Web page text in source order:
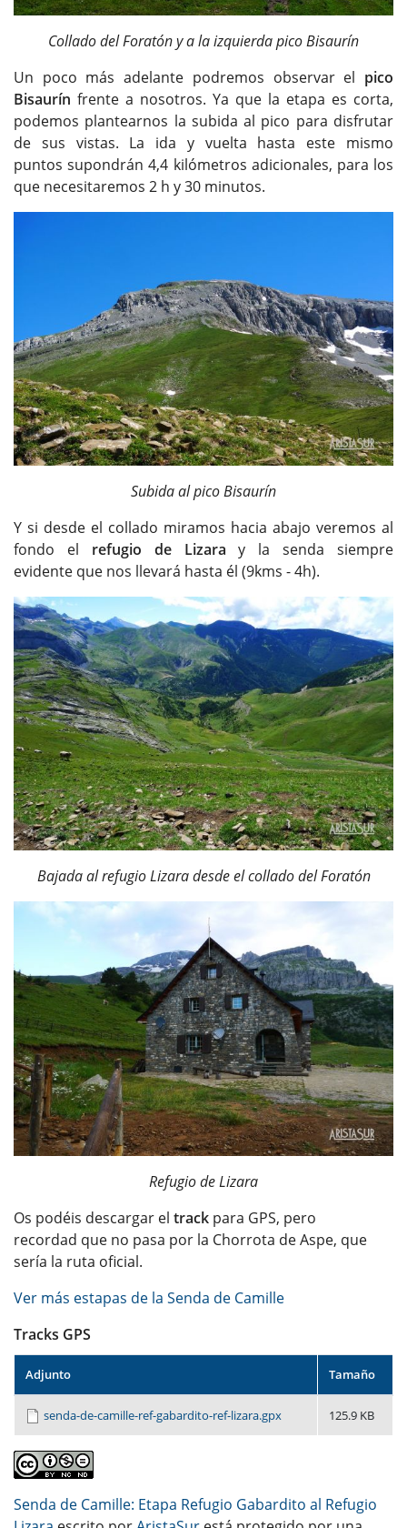
Collado del Foratón y a la izquierda pico Bisaurín
Un poco más adelante podremos observar el pico
Bisaurín frente a nosotros. Ya que la etapa es corta,
podemos plantearnos la subida al pico para disfrutar
de sus vistas. La ida y vuelta hasta este mismo
puntos supondrán 4,4 kilómetros adicionales, para los
que necesitaremos 2 h y 30 minutos.
Subida al pico Bisaurín
Y si desde el collado miramos hacia abajo veremos al
fondo el refugio de Lizara y la senda siempre
evidente que nos llevará hasta él (9kms - 4h).
Bajada al refugio Lizara desde el collado del Foratón
Refugio de Lizara
Os podéis descargar el track para GPS, pero
recordad que no pasa por la Chorrota de Aspe, que
sería la ruta oficial.
Ver más estapas de la Senda de Camille
Tracks GPS
Adjunto Tamaño
senda-de-camille-ref-gabardito-ref-lizara.gpx 125.9 KB
Senda de Camille: Etapa Refugio Gabardito al Refugio